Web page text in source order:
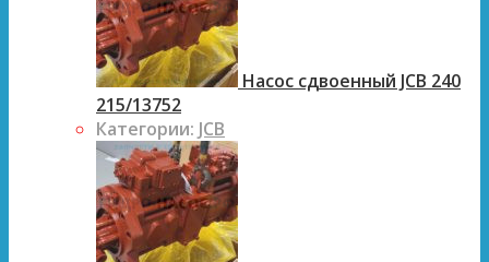
Насос сдвоенный JCB 240
215/13752
Категории: JCB